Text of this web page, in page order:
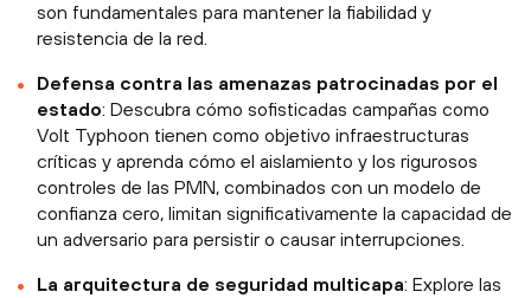
son fundamentales para mantener la fiabilidad y
resistencia de la red.
Defensa contra las amenazas patrocinadas por el
estado: Descubra cómo sofisticadas campañas como
Volt Typhoon tienen como objetivo infraestructuras
críticas y aprenda cómo el aislamiento y los rigurosos
controles de las PMN, combinados con un modelo de
confianza cero, limitan significativamente la capacidad de
un adversario para persistir o causar interrupciones.
La arquitectura de seguridad multicapa: Explore las